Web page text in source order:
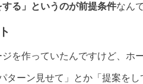
する」というのが前提条件なん
を作っていたんですけど、ホ
ターン見せて」とか「提案をし